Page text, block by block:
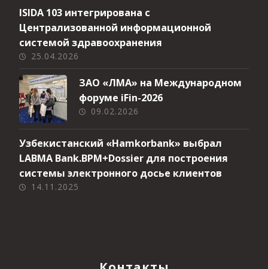
ISIDA 103 интегрирована с
Централизованной информационной
системой здравоохранения
25.04.2026
ЗАО «ЛМА» на Международном
форуме iFin-2026
09.02.2026
Узбекистанский «Hamkorbank» выбрал
LABMA Bank.BPM+Dossier для построения
системы электронного досье клиентов
14.11.2025